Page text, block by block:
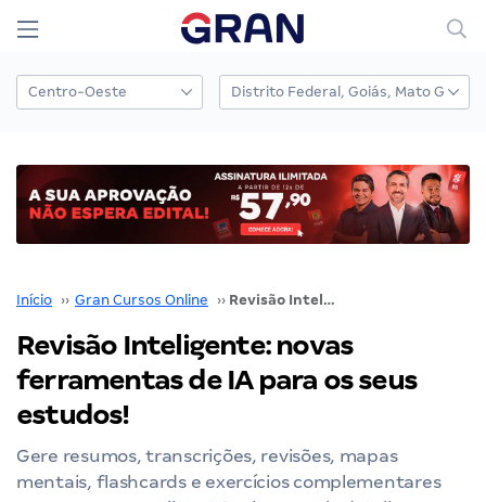
Início ›› Gran Cursos Online ›› Revisão Inteligente: novas ferramentas de IA para os seus estudos!
Revisão Inteligente: novas
ferramentas de IA para os seus
estudos!
Gere resumos, transcrições, revisões, mapas
mentais, flashcards e exercícios complementares